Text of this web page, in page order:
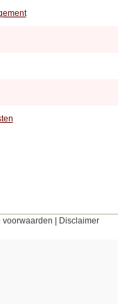
voorwaarden Disclaimer